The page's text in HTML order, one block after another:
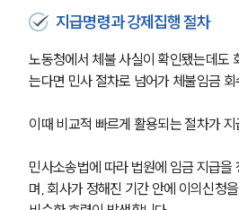
지급명령과 강제집행 절차
노동청에서 체불 사실이 확인됐는데도
는다면 민사 절차로 넘어가 체불임금
이때 비교적 빠르게 활용되는 절차가
민사소송법에 따라 법원에 임금 지급을
며, 회사가 정해진 기간 안에 이의신청